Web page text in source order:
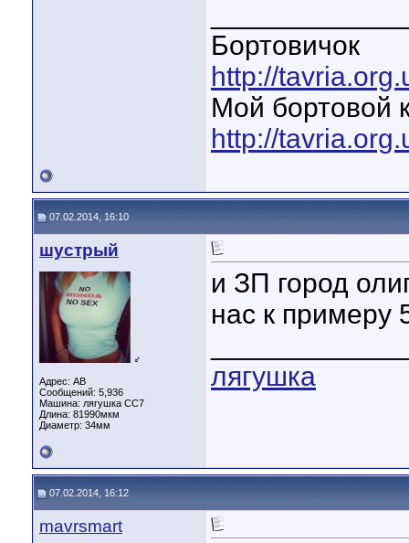
Бортовичок
http://
Мой бортовой
http://
07.02.2014, 16:10
шустрый
♂
Адрес: АВ
Сообщений: 5,936
Машина: лягушка СС7
Длина: 81990мкм
Диаметр: 34мм
и ЗП город
нас к примеру
лягушка
07.02.2014, 16:12
mavrsmart